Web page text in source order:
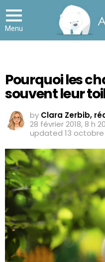
Menu
Pourquoi les
souvent leur
by Clara Zerbib,
28 février 2018, 8 h
updated 13 octobre